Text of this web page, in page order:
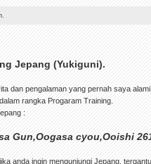
Jepang (Yukiguni).
dan pengalaman yang pernah saya
rangka Progaram Training.
:
Gun,Oogasa cyou,Ooishi
anda ingin mengunjungi Jepang,